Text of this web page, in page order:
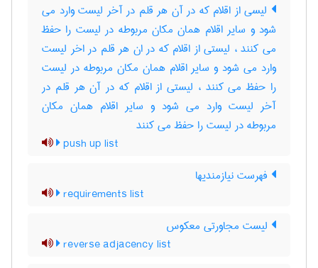
لیسی از اقلام که در آن هر قلم در آخر لیست وارد می
شود و سایر اقلام همان مکان مربوطه در لیست را حفظ
می کنند ، لیستی از اقلام که در ان هر قلم در اخر لیست
وارد می شود و سایر اقلام همان مکان مربوطه در لیست
را حفظ می کنند ، لیستی از اقلام که در آن هر قلم در
آخر لیست وارد می شود و سایر اقلام همان مکان
مربوطه در لیست را حفظ می کنند
push up list
فهرست نیازمندیها
requirements list
لیست مجاورتی معکوس
reverse adjacency list